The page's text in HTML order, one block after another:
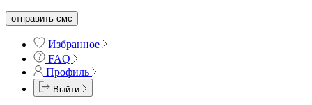
отправить смс
Избранное
FAQ
Профиль
Выйти